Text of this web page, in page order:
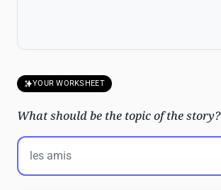
YOUR WORKSHEET
What should be the topic of the story?